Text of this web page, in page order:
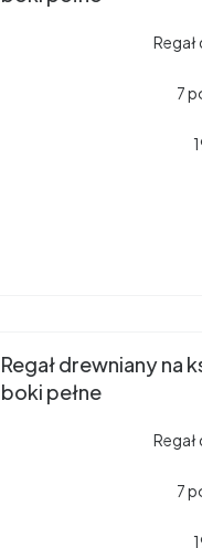
7
Regał drewniany na
boki pełne
7